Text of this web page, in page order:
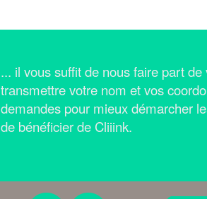
... il vous suffit de nous faire part
transmettre votre nom et vos
demandes pour mieux démarcher
de bénéficier de Cliiink.